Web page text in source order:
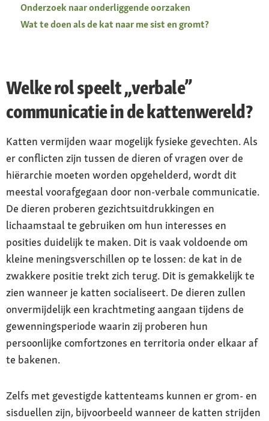
Onderzoek naar onderliggende oorzaken
Wat te doen als de kat naar me sist en gromt?
Welke rol speelt „verbale”
communicatie in de kattenwereld?
Katten vermijden waar mogelijk fysieke gevechten. Als
er conflicten zijn tussen de dieren of vragen over de
hiërarchie moeten worden opgehelderd, wordt dit
meestal voorafgegaan door non-verbale communicatie.
De dieren proberen gezichtsuitdrukkingen en
lichaamstaal te gebruiken om hun interesses en
posities duidelijk te maken. Dit is vaak voldoende om
kleine meningsverschillen op te lossen: de kat in de
zwakkere positie trekt zich terug. Dit is gemakkelijk te
zien wanneer je katten socialiseert. De dieren zullen
onvermijdelijk een krachtmeting aangaan tijdens de
gewenningsperiode waarin zij proberen hun
persoonlijke comfortzones en territoria onder elkaar af
te bakenen.
Zelfs met gevestigde kattenteams kunnen er grom- en
sisduellen zijn, bijvoorbeeld wanneer de katten strijden